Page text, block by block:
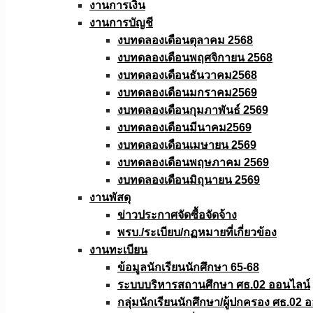
งานการเงิน
งานการบัญชี
งบทดลองเดือนตุลาคม 2568
งบทดลองเดือนพฤศจิกายน 2568
งบทดลองเดือนธันวาคม2568
งบทดลองเดือนมกราคม2569
งบทดลองเดือนกุมภาพันธ์ 2569
งบทดลองเดือนมีนาคม2569
งบทดลองเดือนเมษายน 2569
งบทดลองเดือนพฤษภาคม 2569
งบทดลองเดือนมิถุนายน 2569
งานพัสดุ
ข่าวประกาศจัดซื้อจัดจ้าง
พรบ./ระเบียบ/กฏหมายที่เกี่ยวข้อง
งานทะเบียน
ข้อมูลนักเรียนนักศึกษา 65-68
ระบบบริหารสถานศึกษา ศธ.02 ออนไลน์
กลุ่มนักเรียนนักศึกษา/ผู้ปกครอง ศธ.02